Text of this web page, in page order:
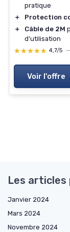
pratique
＋
Protection
＋
Câble de 2M
d'utilisation
★★★★★
★★★★★ 4,7/5 —
Voir l'offre
Les articles
Janvier 2024
Mars 2024
Novembre 2024